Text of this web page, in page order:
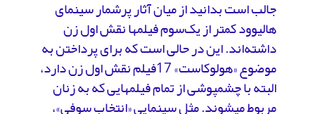
جالب است بدانید از میان آثار پرشمار سینمای
هالیوود کمتر از یک‌سوم فیلم­ها نقش اول زن
داشته‌اند. این در حالی است که برای پرداختن به
موضوع «هولوکاست» 17فیلم نقش اول زن دارد،
البته با چشم­پوشی از تمام فیلم­هایی که به زنان
مربوط می­شوند. مثل سینمایی «انتخاب سوفی»،